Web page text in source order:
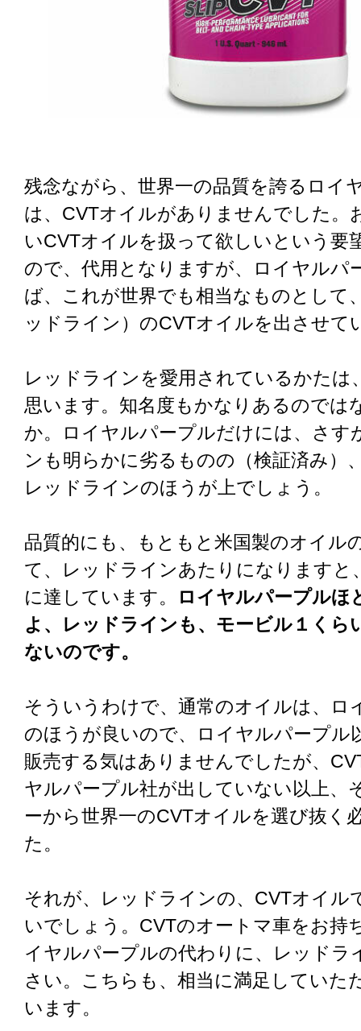
残念ながら、世界一の品質を誇るロイ
は、CVTオイルがありませんでした。
いCVTオイルを扱って欲しいという要
ので、代用となりますが、ロイヤルパ
ば、これが世界でも相当なものとして
ッドライン）のCVTオイルを出させて
レッドラインを愛用されているかたは
思います。知名度もかなりあるのでは
か。ロイヤルパープルだけには、さす
ンも明らかに劣るものの（検証済み）
レッドラインのほうが上でしょう。
品質的にも、もともと米国製のオイル
て、レッドラインあたりになりますと
に達しています。
ロイヤルパープルほ
よ、レッドラインも、モービル１くら
ないのです。
そういうわけで、通常のオイルは、ロ
のほうが良いので、ロイヤルパープル
販売する気はありませんでしたが、
ヤルパープル社が出していない以上、
ーから世界一のCVTオイルを選び抜く
た。
それが、レッドラインの、CVTオイル
いでしょう。CVTのオートマ車をお持
イヤルパープルの代わりに、レッドラ
さい。こちらも、相当に満足していた
います。